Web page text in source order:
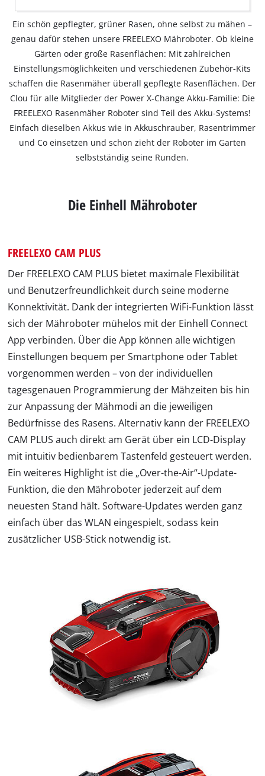
Ein schön gepflegter, grüner Rasen, ohne selbst zu mähen –
genau dafür stehen unsere FREELEXO Mähroboter. Ob kleine
Gärten oder große Rasenflächen: Mit zahlreichen
Einstellungsmöglichkeiten und verschiedenen Zubehör-Kits
schaffen die Rasenmäher überall gepflegte Rasenflächen. Der
Clou für alle Mitglieder der Power X-Change Akku-Familie: Die
FREELEXO Rasenmäher Roboter sind Teil des Akku-Systems!
Einfach dieselben Akkus wie in Akkuschrauber, Rasentrimmer
und Co einsetzen und schon zieht der Roboter im Garten
selbstständig seine Runden.
Die Einhell Mähroboter
FREELEXO CAM PLUS
Der FREELEXO CAM PLUS bietet maximale Flexibilität
und Benutzerfreundlichkeit durch seine moderne
Konnektivität. Dank der integrierten WiFi-Funktion lässt
sich der Mähroboter mühelos mit der Einhell Connect
App verbinden. Über die App können alle wichtigen
Einstellungen bequem per Smartphone oder Tablet
vorgenommen werden – von der individuellen
tagesgenauen Programmierung der Mähzeiten bis hin
zur Anpassung der Mähmodi an die jeweiligen
Bedürfnisse des Rasens. Alternativ kann der FREELEXO
CAM PLUS auch direkt am Gerät über ein LCD-Display
mit intuitiv bedienbarem Tastenfeld gesteuert werden.
Ein weiteres Highlight ist die „Over-the-Air“-Update-
Funktion, die den Mähroboter jederzeit auf dem
neuesten Stand hält. Software-Updates werden ganz
einfach über das WLAN eingespielt, sodass kein
zusätzlicher USB-Stick notwendig ist.